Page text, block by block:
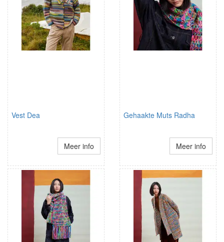
Vest Dea
Meer info
Gehaakte Muts Radha
Meer info